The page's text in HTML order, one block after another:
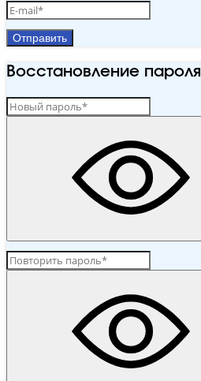
Отправить
Восстановление пароля